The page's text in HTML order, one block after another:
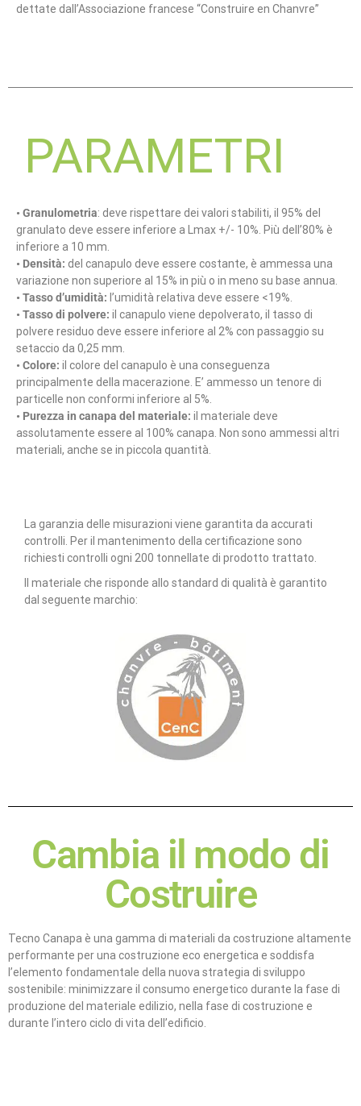
dettate dall’Associazione francese “Construire en Chanvre”
PARAMETRI
• Granulometria: deve rispettare dei valori stabiliti, il 95% del
granulato deve essere inferiore a Lmax +/- 10%. Più dell’80% è
inferiore a 10 mm.
• Densità: del canapulo deve essere costante, è ammessa una
variazione non superiore al 15% in più o in meno su base annua.
• Tasso d’umidità: l’umidità relativa deve essere <19%.
• Tasso di polvere: il canapulo viene depolverato, il tasso di
polvere residuo deve essere inferiore al 2% con passaggio su
setaccio da 0,25 mm.
• Colore: il colore del canapulo è una conseguenza
principalmente della macerazione. E’ ammesso un tenore di
particelle non conformi inferiore al 5%.
• Purezza in canapa del materiale: il materiale deve
assolutamente essere al 100% canapa. Non sono ammessi altri
materiali, anche se in piccola quantità.
La garanzia delle misurazioni viene garantita da accurati
controlli. Per il mantenimento della certificazione sono
richiesti controlli ogni 200 tonnellate di prodotto trattato.
Il materiale che risponde allo standard di qualità è garantito
dal seguente marchio:
Cambia il modo di
Costruire
Tecno Canapa è una gamma di materiali da costruzione altamente
performante per una costruzione eco energetica e soddisfa
l’elemento fondamentale della nuova strategia di sviluppo
sostenibile: minimizzare il consumo energetico durante la fase di
produzione del materiale edilizio, nella fase di costruzione e
durante l’intero ciclo di vita dell’edificio.